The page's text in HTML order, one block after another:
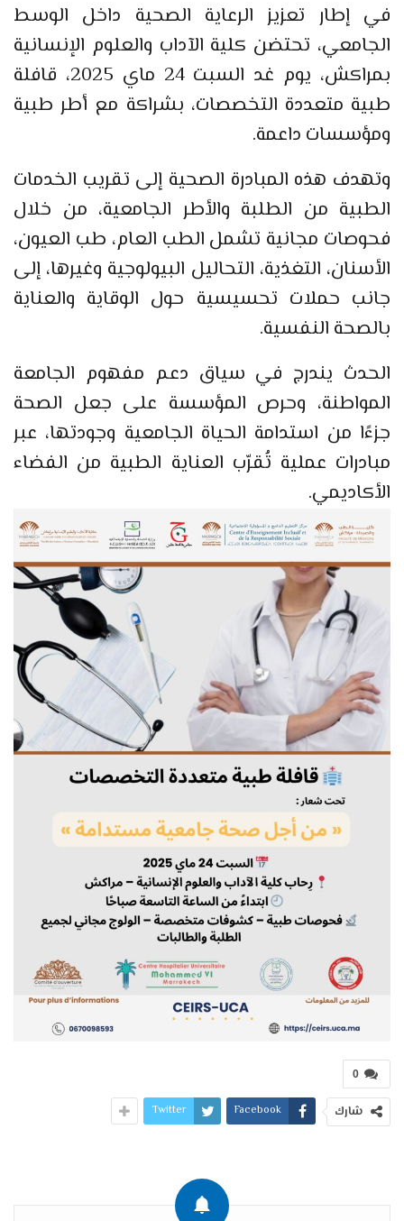
في إطار تعزيز الرعاية الصحية داخل الوسط
الجامعي، تحتضن كلية الآداب والعلوم الإنسانية
بمراكش، يوم غد السبت 24 ماي 2025، قافلة
طبية متعددة التخصصات، بشراكة مع أطر طبية
ومؤسسات داعمة.
وتهدف هذه المبادرة الصحية إلى تقريب الخدمات
الطبية من الطلبة والأطر الجامعية، من خلال
فحوصات مجانية تشمل الطب العام، طب العيون،
الأسنان، التغذية، التحاليل البيولوجية وغيرها، إلى
جانب حملات تحسيسية حول الوقاية والعناية
بالصحة النفسية.
الحدث يندرج في سياق دعم مفهوم الجامعة
المواطنة، وحرص المؤسسة على جعل الصحة
جزءًا من استدامة الحياة الجامعية وجودتها، عبر
مبادرات عملية تُقرّب العناية الطبية من الفضاء
الأكاديمي.
0
شارك Facebook
Twitter